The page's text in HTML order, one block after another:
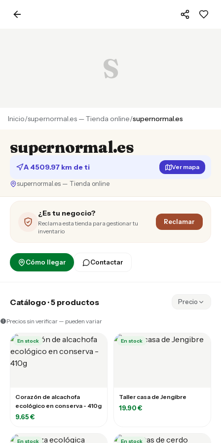
S
Inicio/supernormal.es — Tienda online/supernormal.es
supernormal.es
A 4509.97 km de ti Ver mapa
supernormal.es — Tienda online
¿Es tu negocio?
Reclama esta tienda para gestionar tu
inventario
Reclamar
Cómo llegar Contactar
Catálogo · 5 productos Precio
Precios sin verificar — pueden variar
En stock
Corazón de alcachofa
ecológico en conserva - 410g
9.65 €
En stock
Taller casa de Jengibre
19.90 €
En stock En stock